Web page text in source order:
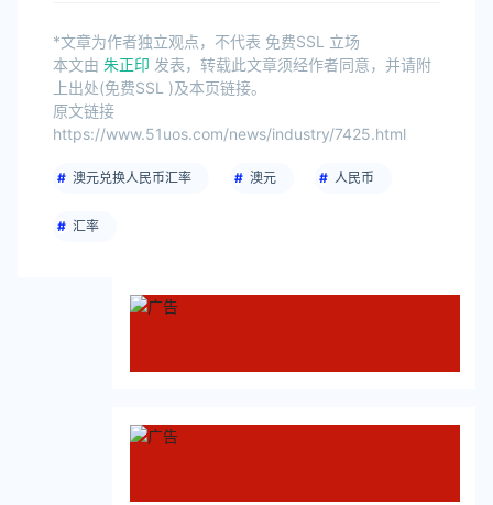
*文章为作者独立观点，不代表 免费SSL 立场
本文由 朱正印 发表，转载此文章须经作者同意，并请附
上出处(免费SSL )及本页链接。
原文链接
https://www.51uos.com/news/industry/7425.html
澳元兑换人民币汇率 澳元 人民币
汇率